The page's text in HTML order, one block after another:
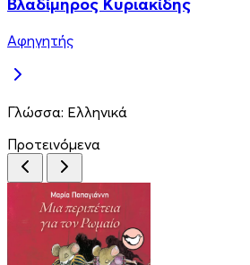
Αφηγητής
Γλώσσα: Ελληνικά
Προτεινόμενα